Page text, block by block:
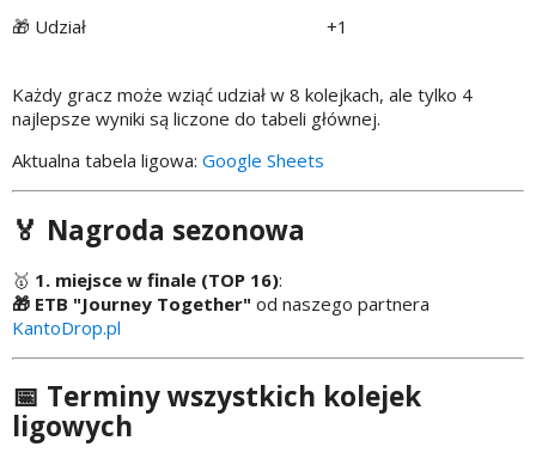
🎁 Udział +1
Każdy gracz może wziąć udział w 8 kolejkach, ale tylko 4
najlepsze wyniki są liczone do tabeli głównej.
Aktualna tabela ligowa: Google Sheets
🏅 Nagroda sezonowa
🥇 1. miejsce w finale (TOP 16):
🎁 ETB "Journey Together" od naszego partnera
KantoDrop.pl
📅 Terminy wszystkich kolejek
ligowych